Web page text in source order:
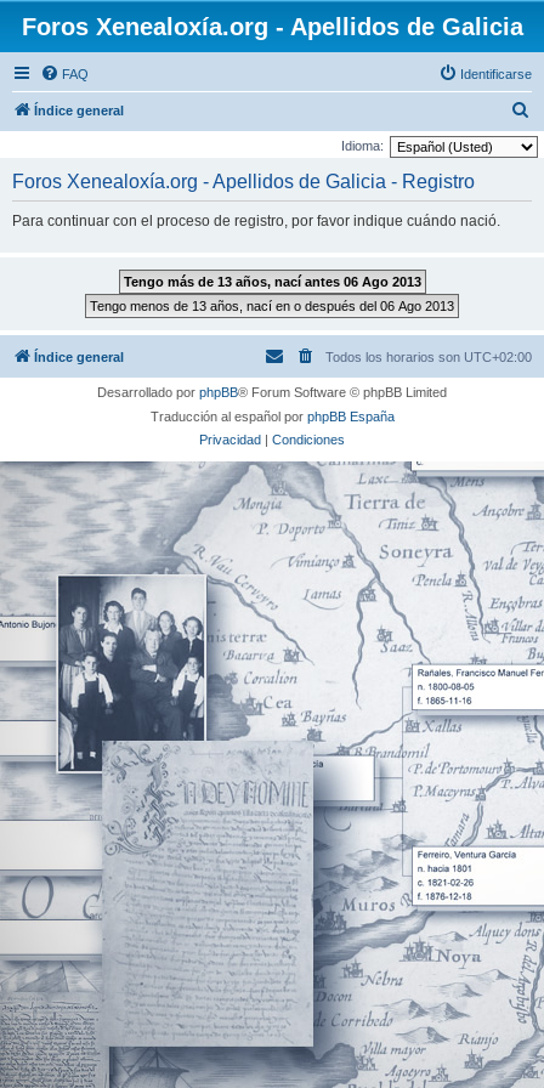
Foros Xenealoxía.org - Apellidos de Galicia
FAQ Identificarse
Índice general
u
Idioma:
Foros Xenealoxía.org - Apellidos de Galicia - Registro
Para continuar con el proceso de registro, por favor indique cuándo nació.
Índice general Todos los horarios son UTC+02:00
Desarrollado por phpBB® Forum Software © phpBB Limited
Traducción al español por phpBB España
Privacidad | Condiciones